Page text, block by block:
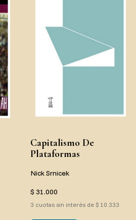
Capitalismo De
Plataformas
Nick Srnicek
$ 31.000
3 cuotas sin interés de $ 10.333